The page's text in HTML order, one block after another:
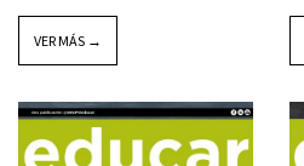
VER MÁS →